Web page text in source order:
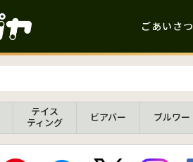
ごあいさつ
テイス
ティング
ビアバー ブルワー